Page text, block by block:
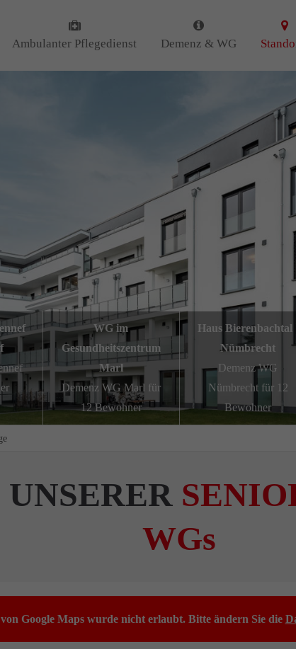
uns Kontakt
Amicus Pflege
Sie haben Fragen?
02365 955 88 88
Schreiben Sie
info@amicus-
Ambulanter Pflegedienst Demenz & WG
WG im
Gesundheitszentrum
Marl
Demenz WG Marl für
12 Bewohner
Haus Bierenbachtal
Nümbrecht
Demenz WG
Nümbrecht für 12
Bewohner
WGs
Google Maps wurde nicht erlaubt. Bitte ändern Sie die